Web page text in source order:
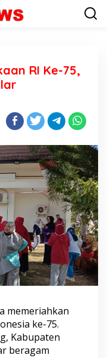
RI Ke-75,
memeriahkan
ke-75.
Kabupaten
beragam